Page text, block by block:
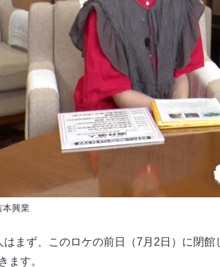
興業
はまず、このロケの前日（7月2日）に閉
ます。